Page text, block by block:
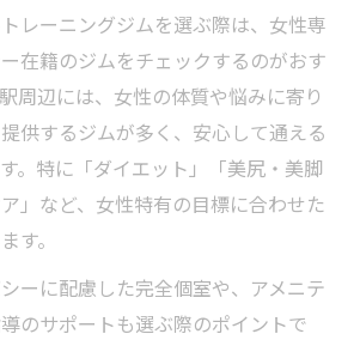
レーニングジムを選ぶ際は、女性専
在籍のジムをチェックするのがおす
周辺には、女性の体質や悩みに寄り
供するジムが多く、安心して通える
。特に「ダイエット」「美尻・美脚
」など、女性特有の目標に合わせた
す。
ーに配慮した完全個室や、アメニテ
のサポートも選ぶ際のポイントで